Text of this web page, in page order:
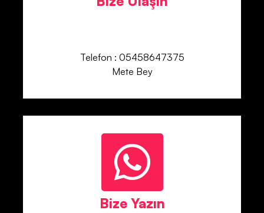
Telefon : 05458647375
Mete Bey
Bize Yazın